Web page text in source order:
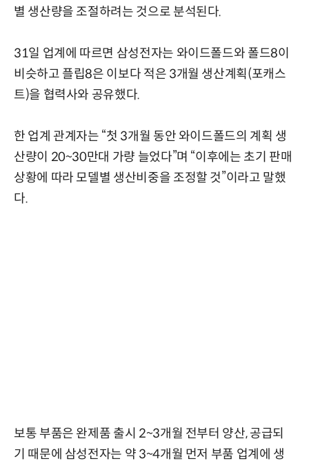
별 생산량을 조절하려는 것으로 분석된다.
31일 업계에 따르면 삼성전자는 와이드폴드와 폴드8이
비슷하고 플립8은 이보다 적은 3개월 생산계획(포캐스
트)을 협력사와 공유했다.
한 업계 관계자는 “첫 3개월 동안 와이드폴드의 계획 생
산량이 20~30만대 가량 늘었다”며 “이후에는 초기 판매
상황에 따라 모델별 생산비중을 조정할 것”이라고 말했
다.
보통 부품은 완제품 출시 2~3개월 전부터 양산, 공급되
기 때문에 삼성전자는 약 3~4개월 먼저 부품 업계에 생